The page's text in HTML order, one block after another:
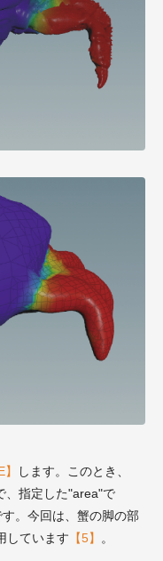
】
します。このとき、
、指定した"area"で
。今回は、蟹の脚の部
しています 【5】 。